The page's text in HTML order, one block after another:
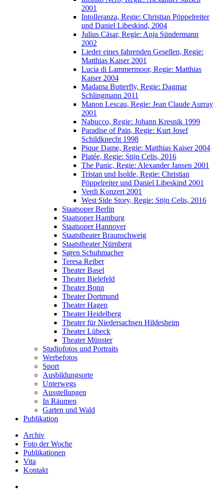
2001
Intolleranza, Regie: Christian Pöppelreiter
und Daniel Libeskind, 2004
Julius Cäsar, Regie: Anja Sündermann
2002
Lieder eines fahrenden Gesellen, Regie:
Matthias Kaiser 2001
Lucia di Lammermoor, Regie: Matthias
Kaiser 2004
Madama Butterfly, Regie: Dagmar
Schlingmann 2011
Manon Lescau, Regie: Jean Claude Aurray
2001
Nabucco, Regie: Johann Kresnik 1999
Paradise of Pain, Regie: Kurt Josef
Schildknecht 1998
Pique Dame, Regie: Matthias Kaiser 2004
Platée, Regie: Stijn Celis, 2016
The Panic, Regie: Alexander Jansen 2001
Tristan und Isolde, Regie: Christian
Pöppelreiter und Daniel Libeskind 2001
Verdi Konzert 2001
West Side Story, Regie: Stijn Celis, 2016
Staatsoper Berlin
Staatsoper Hamburg
Staatsoper Hannover
Staatstheater Braunschweig
Staatstheater Nürnberg
Søren Schuhmacher
Teresa Reiber
Theater Basel
Theater Bielefeld
Theater Bonn
Theater Dortmund
Theater Hagen
Theater Heidelberg
Theater für Niedersachsen Hildesheim
Theater Lübeck
Theater Münster
Studiofotos und Portraits
Werbefotos
Sport
Ausbildungsorte
Unterwegs
Ausstellungen
In Räumen
Garten und Wald
Publikation
Archiv
Foto der Woche
Publikationen
Vita
Kontakt